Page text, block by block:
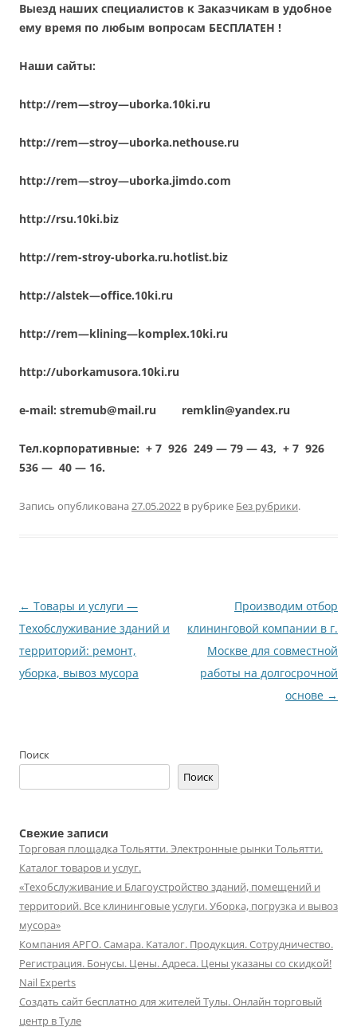
Выезд наших специалистов к Заказчикам в удобное
ему время по любым вопросам БЕСПЛАТЕН !
Наши сайты:
http://rem—stroy—uborka.10ki.ru
http://rem—stroy—uborka.nethouse.ru
http://rem—stroy—uborka.jimdo.com
http://rsu.10ki.biz
http://rem-stroy-uborka.ru.hotlist.biz
http://alstek—office.10ki.ru
http://rem—klining—komplex.10ki.ru
http://uborkamusora.10ki.ru
e-mail: stremub@mail.ru remklin@yandex.ru
Тел.корпоративные: + 7 926 249 — 79 — 43, + 7 926
536 — 40 — 16.
Запись опубликована 27.05.2022 в рубрике Без рубрики.
Навигация
по
записям
← Товары и услуги —
Техобслуживание зданий и
территорий: ремонт,
уборка, вывоз мусора
Производим отбор
клининговой компании в г.
Москве для совместной
работы на долгосрочной
основе →
Поиск
Поиск
Свежие записи
Торговая площадка Тольятти. Электронные рынки Тольятти.
Каталог товаров и услуг.
«Техобслуживание и Благоустройство зданий, помещений и
территорий. Все клининговые услуги. Уборка, погрузка и вывоз
мусора»
Компания АРГО. Самара. Каталог. Продукция. Сотрудничество.
Регистрация. Бонусы. Цены. Адреса. Цены указаны со скидкой!
Nail Experts
Создать сайт бесплатно для жителей Тулы. Онлайн торговый
центр в Туле